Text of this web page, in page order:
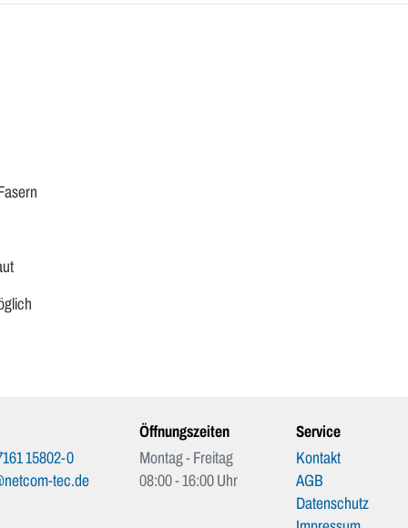
15802-0
tec.de
Öffnungszeiten
Montag - Freitag
08:00 - 16:00 Uhr
Service
Kontakt
AGB
Datenschutz